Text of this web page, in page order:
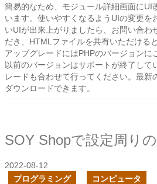
簡易的なため、モジュール詳細画面にUI
います。使いやすくなるようUIの変更を
いUIが出来上がりましたら、お問い合わ
だき、HTMLファイルを共有いただける
アップグレードにはPHPのバージョンに
以前のバージョンはサポートが終了して
レードも合わせて行ってください。最新
ダウンロードできます。
2022-08-12
プログラミング
コンピュータ